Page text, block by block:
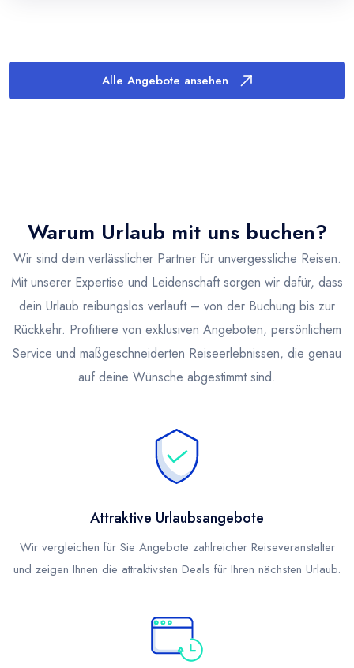
Alle Angebote ansehen
Warum Urlaub mit uns buchen?
Wir sind dein verlässlicher Partner für unvergessliche Reisen.
Mit unserer Expertise und Leidenschaft sorgen wir dafür, dass
dein Urlaub reibungslos verläuft – von der Buchung bis zur
Rückkehr. Profitiere von exklusiven Angeboten, persönlichem
Service und maßgeschneiderten Reiseerlebnissen, die genau
auf deine Wünsche abgestimmt sind.
Attraktive Urlaubsangebote
Wir vergleichen für Sie Angebote zahlreicher Reiseveranstalter
und zeigen Ihnen die attraktivsten Deals für Ihren nächsten Urlaub.